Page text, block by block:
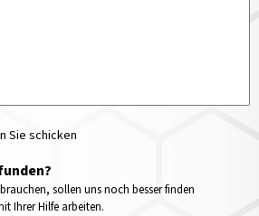
Sie schicken
sollen uns noch besser finden
Ihrer Hilfe arbeiten.